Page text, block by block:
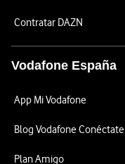
Contratar DAZN
Vodafone España
App Mi Vodafone
Blog Vodafone Conéctate
Plan Amigo